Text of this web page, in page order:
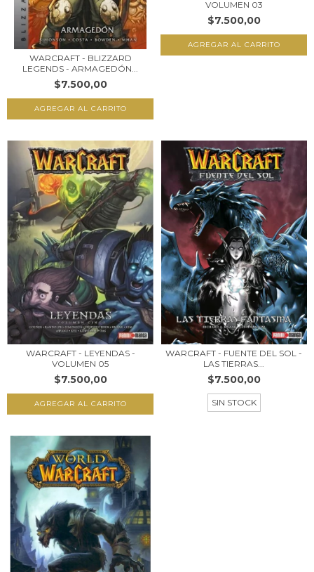
WARCRAFT - BLIZZARD
LEGENDS - ARMAGEDÓN...
$7.500,00
VOLUMEN 03
$7.500,00
WARCRAFT - LEYENDAS -
VOLUMEN 05
$7.500,00
WARCRAFT - FUENTE DEL SOL -
LAS TIERRAS...
$7.500,00
SIN STOCK